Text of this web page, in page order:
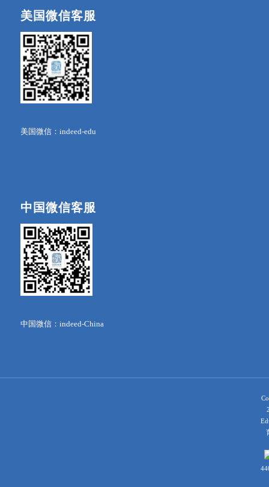
美国微信客服
美国微信：indeed-edu
中国微信客服
中国微信：indeed-China